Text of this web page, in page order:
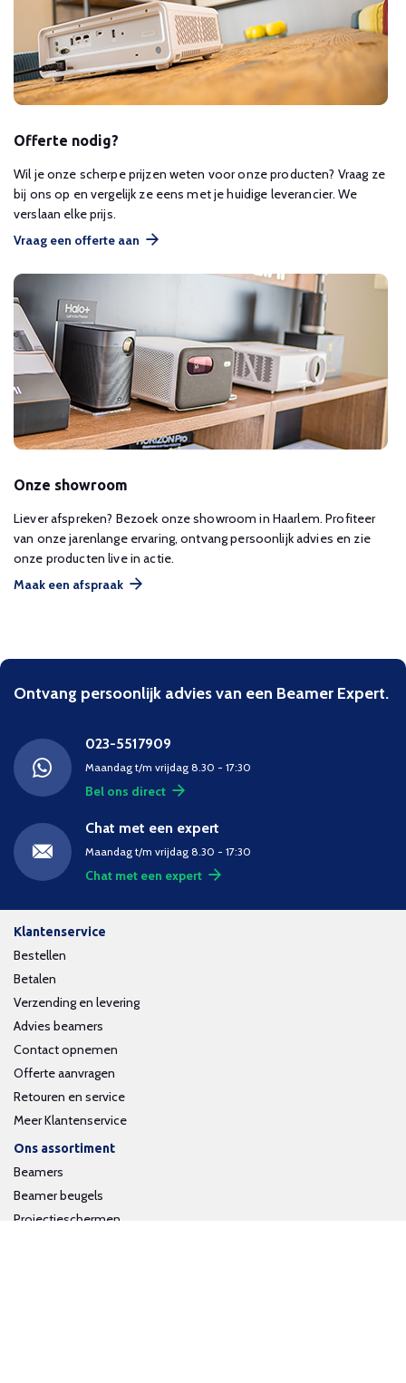
Offerte nodig?
Wil je onze scherpe prijzen weten voor onze producten? Vraag ze
bij ons op en vergelijk ze eens met je huidige leverancier. We
verslaan elke prijs.
Vraag een offerte aan
Onze showroom
Liever afspreken? Bezoek onze showroom in Haarlem. Profiteer
van onze jarenlange ervaring, ontvang persoonlijk advies en zie
onze producten live in actie.
Maak een afspraak
Ontvang persoonlijk advies van een Beamer Expert.
023-5517909
Maandag t/m vrijdag 8.30 - 17:30
Bel ons direct
Chat met een expert
Maandag t/m vrijdag 8.30 - 17:30
Chat met een expert
Klantenservice
Bestellen
Betalen
Verzending en levering
Advies beamers
Contact opnemen
Offerte aanvragen
Retouren en service
Meer Klantenservice
Ons assortiment
Beamers
Beamer beugels
Projectieschermen